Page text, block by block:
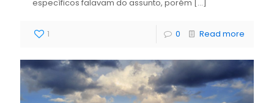
específicos falavam do assunto, porém […]
1 0 Read more